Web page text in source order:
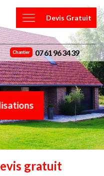
Devis Gratuit
Chantier 07 61 96 34 39
gratuit